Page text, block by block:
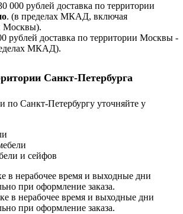
000 рублей доставка по территории
. (в пределах МКАД, включая
Москвы).
рублей доставка по территории Москвы -
МКАД).
Санкт-Петербурга
по Санкт-Петербургу уточняйте у
и сейфов
в нерабочее время и выходные дни
при оформление заказа.
в нерабочее время и выходные дни
при оформление заказа.